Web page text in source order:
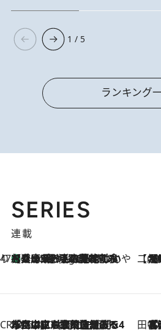
1 / 5
ランキング
SERIES
連載
47都道府県の手みやげ ひんやりスイーツで夏を満喫
4 Hours Ago
【兵庫県】この夏絶対食べたい 冷やしておいしいおやつ3選 淡路島の恵みをジェラートに集約 【CREA×
【トンボの
CREA'S CHOICE
2026.8.7
「立川にも歌舞伎があるんだよ」 片岡仁左衛門・市川中車ら豪華座組みで4年目の立川立飛歌舞伎へ 田中
「湘南乃風に憧れて」